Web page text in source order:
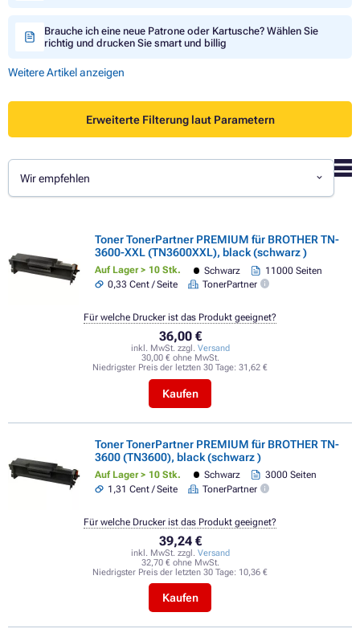
Brauche ich eine neue Patrone oder Kartusche? Wählen Sie
richtig und drucken Sie smart und billig
Weitere Artikel anzeigen
Erweiterte Filterung laut Parametern
Wir empfehlen
Toner TonerPartner PREMIUM für BROTHER TN-
3600-XXL (TN3600XXL), black (schwarz )
Auf Lager > 10 Stk. Schwarz
11000 Seiten
0,33 Cent / Seite
TonerPartner
36,00 €
inkl. MwSt. zzgl. Versand
30,00 € ohne MwSt.
Niedrigster Preis der letzten 30 Tage: 31,62 €
Kaufen
Für welche Drucker ist das Produkt geeignet?
Toner TonerPartner PREMIUM für BROTHER TN-
3600 (TN3600), black (schwarz )
Auf Lager > 10 Stk. Schwarz
3000 Seiten
1,31 Cent / Seite
TonerPartner
39,24 €
inkl. MwSt. zzgl. Versand
32,70 € ohne MwSt.
Niedrigster Preis der letzten 30 Tage: 10,36 €
Kaufen
Für welche Drucker ist das Produkt geeignet?